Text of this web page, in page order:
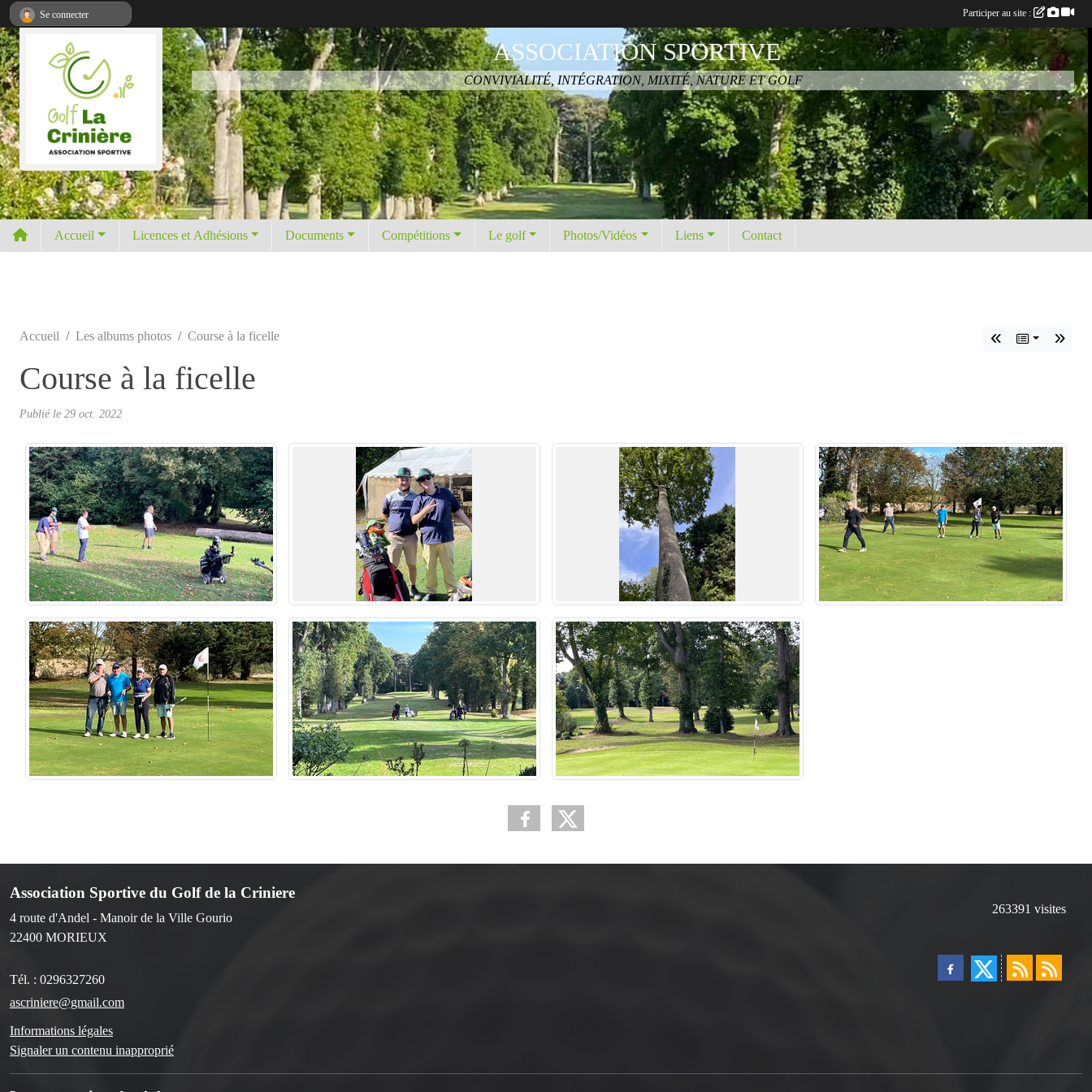
ASSOCIATION SPORTIVE
CONVIVIALITÉ, INTÉGRATION, MIXITÉ, NATURE ET GOLF
Accueil Licences et Adhésions Documents Compétitions Le golf Photos/Vidéos Liens Contact
Accueil Les albums photos Course à la ficelle
Course à la ficelle
Publié le 29 oct. 2022
Association Sportive du Golf de la Criniere
4 route d'Andel - Manoir de la Ville Gourio
22400 MORIEUX
Tél. : 0296327260
ascriniere@gmail.com
Informations légales
Signaler un contenu inapproprié
263391 visites
Se connecter Participer au site :
Panneau de gestion des cookies